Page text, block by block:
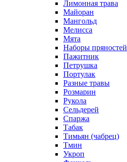
Лимонная трава
Майоран
Мангольд
Мелисса
Мята
Наборы пряностей
Пажитник
Петрушка
Портулак
Разные травы
Розмарин
Рукола
Сельдерей
Спаржа
Табак
Тимьян (чабрец)
Тмин
Укроп